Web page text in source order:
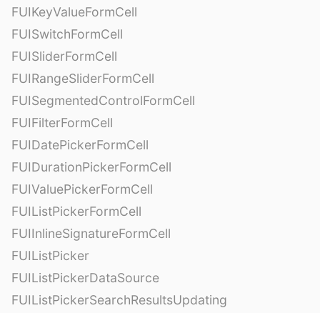
FUIKeyValueFormCell
FUISwitchFormCell
FUISliderFormCell
FUIRangeSliderFormCell
FUISegmentedControlFormCell
FUIFilterFormCell
FUIDatePickerFormCell
FUIDurationPickerFormCell
FUIValuePickerFormCell
FUIListPickerFormCell
FUIInlineSignatureFormCell
FUIListPicker
FUIListPickerDataSource
FUIListPickerSearchResultsUpdating